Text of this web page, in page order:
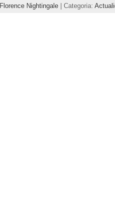
Florence Nightingale| Categoria: